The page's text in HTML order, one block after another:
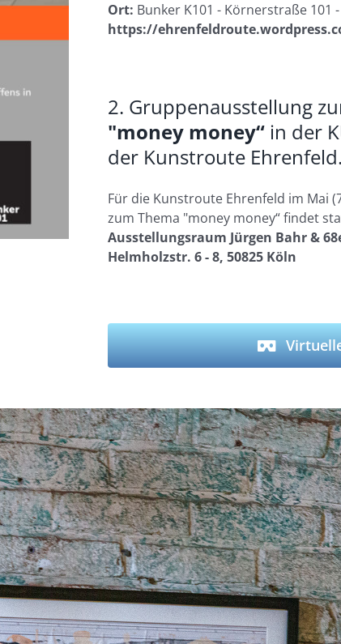
Ort: Bunker K101 - Körnerstraße 101
https://
2. Gruppenausstellung
"money money“ in der
der Kunstroute Ehrenfeld.
Für die Kunstroute Ehrenfeld im Mai
zum Thema "money money“findet
Ausstellungsraum Jürgen Bahr &
Helmholzstr. 6 - 8, 50825 Köln